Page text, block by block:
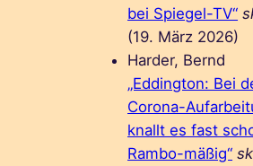
bei Spiegel-TV“
(19. März 2026)
Harder, Bernd
„Eddington: Bei
Corona-
knallt es fast
Rambo-mäßig“